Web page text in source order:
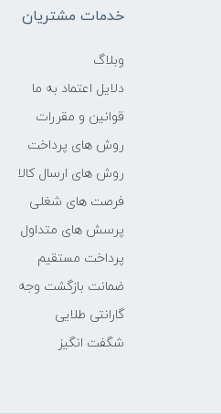
حافظه دستگاه
پردازنده ی گرافیکی
سازنده پردازنده گرافیکی
گرافیکی
مشخصات صفحه نمایش
خدمات مشتریان
وبلاگ
دلایل اعتماد به ما
قوانین و مقررات
روش های پرداخت
روش های ارسال کالا
فرصت های شغلی
پرسش های متداول
پرداخت مستقیم
ضمانت بازگشت وجه
گارانتی طلایی
شگفت انگیز